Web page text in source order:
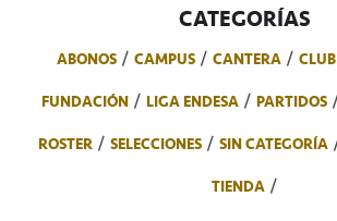
CATEGORÍAS
ABONOS CAMPUS CANTERA CLUB
FUNDACIÓN
LIGA ENDESA PARTIDOS
ROSTER
SELECCIONES SIN CATEGORÍA
TIENDA